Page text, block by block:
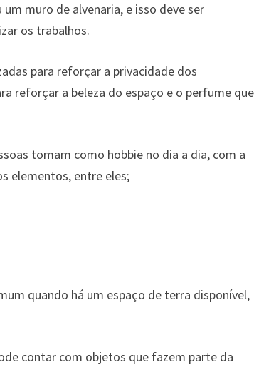
muro de alvenaria, e isso deve ser
os trabalhos.
para reforçar a privacidade dos
reforçar a beleza do espaço e o perfume que
tomam como hobbie no dia a dia, com a
elementos, entre eles;
quando há um espaço de terra disponível,
contar com objetos que fazem parte da